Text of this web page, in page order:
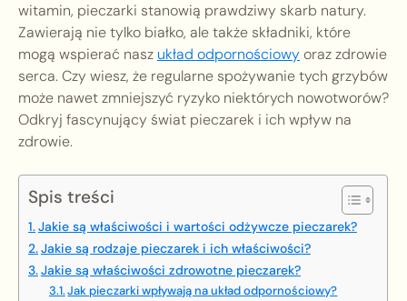
witamin, pieczarki stanowią prawdziwy skarb natury.
Zawierają nie tylko białko, ale także składniki, które
mogą wspierać nasz układ odpornościowyoraz zdrowie
serca. Czy wiesz, że regularne spożywanie tych grzybów
może nawet zmniejszyć ryzyko niektórych nowotworów?
Odkryj fascynujący świat pieczarek i ich wpływ na
zdrowie.
Spis treści
Jakie są właściwości i wartości odżywcze pieczarek?
Jakie są rodzaje pieczarek i ich właściwości?
Jakie są właściwości zdrowotne pieczarek?
Jak pieczarki wpływają na układ odpornościowy?